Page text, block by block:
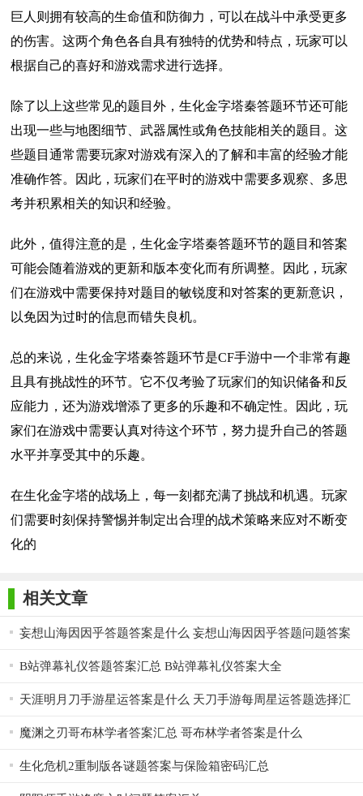
巨人则拥有较高的生命值和防御力，可以在战斗中承受更多
的伤害。这两个角色各自具有独特的优势和特点，玩家可以
根据自己的喜好和游戏需求进行选择。
除了以上这些常见的题目外，生化金字塔秦答题环节还可能
出现一些与地图细节、武器属性或角色技能相关的题目。这
些题目通常需要玩家对游戏有深入的了解和丰富的经验才能
准确作答。因此，玩家们在平时的游戏中需要多观察、多思
考并积累相关的知识和经验。
此外，值得注意的是，生化金字塔秦答题环节的题目和答案
可能会随着游戏的更新和版本变化而有所调整。因此，玩家
们在游戏中需要保持对题目的敏锐度和对答案的更新意识，
以免因为过时的信息而错失良机。
总的来说，生化金字塔秦答题环节是CF手游中一个非常有趣
且具有挑战性的环节。它不仅考验了玩家们的知识储备和反
应能力，还为游戏增添了更多的乐趣和不确定性。因此，玩
家们在游戏中需要认真对待这个环节，努力提升自己的答题
水平并享受其中的乐趣。
在生化金字塔的战场上，每一刻都充满了挑战和机遇。玩家
们需要时刻保持警惕并制定出合理的战术策略来应对不断变
化的
相关文章
妄想山海因因乎答题答案是什么 妄想山海因因乎答题问题答案
B站弹幕礼仪答题答案汇总 B站弹幕礼仪答案大全
天涯明月刀手游星运答案是什么 天刀手游每周星运答题选择汇
魔渊之刃哥布林学者答案汇总 哥布林学者答案是什么
生化危机2重制版各谜题答案与保险箱密码汇总